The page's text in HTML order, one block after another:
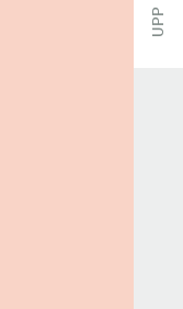
UPP